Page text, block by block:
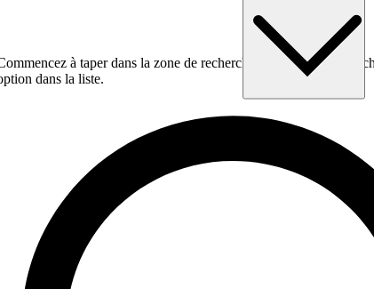
à taper dans la zone de recherche, puis utilisez la
dans la liste.